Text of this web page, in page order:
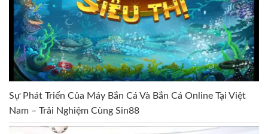
Sự Phát Triển Của Máy Bắn Cá Và Bắn Cá Online Tại Việt
Nam – Trải Nghiệm Cùng Sin88